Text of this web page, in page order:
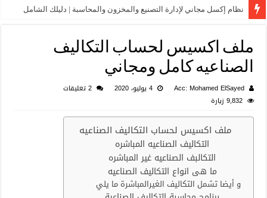
نظام إكسل مجاني لإدارة التصنيع والمخزون والمحاسبة | دليلك الشامل
ملف اكسيس لحساب التكاليف
الصناعيه كامل ومجاني
Acc: Mohamed ElSayed 4 يوليو، 2020
2 تعليقات
9,832 زيارة
ملف اكسيس لحساب التكاليف الصناعيه
التكاليف الصناعيه المباشره
التكالبف الصناعيه غير المباشره
ما هى انواع التكاليف الصناعيه
و أيضا تشمل التكاليف الغيرالمباشرة ما يلي